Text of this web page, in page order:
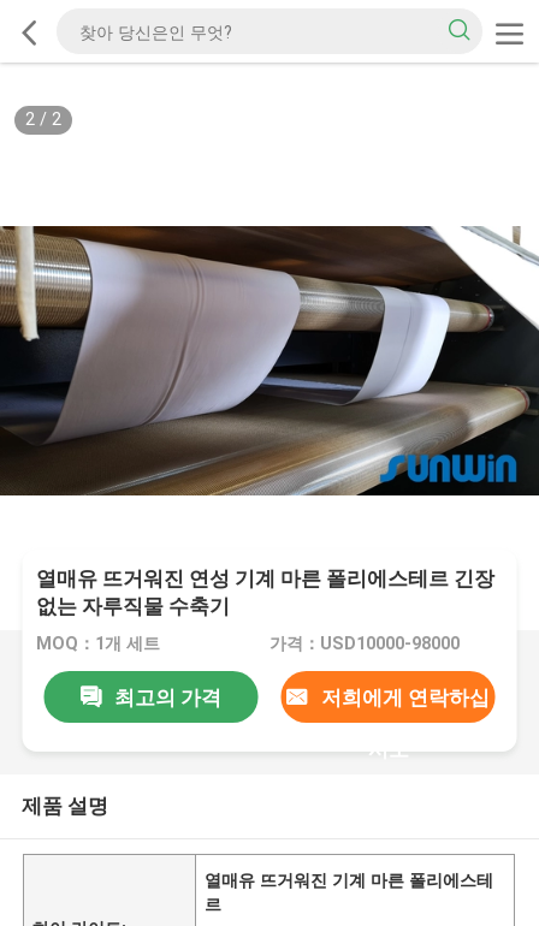
2/ 2
열매유 뜨거워진 연성 기계 마른 폴리에스테르 긴장
없는 자루직물 수축기
MOQ：1개 세트 가격：USD10000-98000
최고의 가격 저희에게 연락하십
시오
제품 설명
열매유 뜨거워진 기계 마른 폴리에스테
르